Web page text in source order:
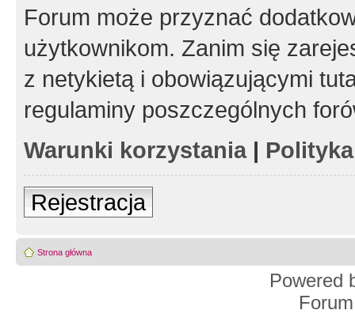
Forum może przyznać
użytkownikom. Zanim się
z netykietą i obowiązującymi
regulaminy poszczególnych
Warunki korzystania|
Rejestracja
Strona główna
Powered